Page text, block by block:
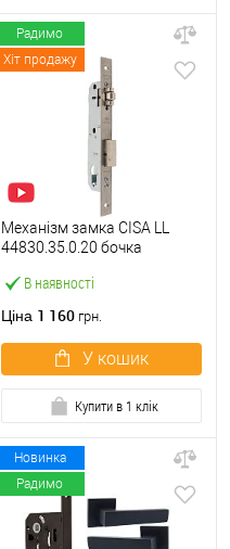
Радимо
Хіт продажу
В наявності
Механізм замка CISA LL
44830.35.0.20 бочка
нержавіюча сталь
Ціна 1 160 грн.
У кошик
Купити в 1 клік
Новинка
Радимо